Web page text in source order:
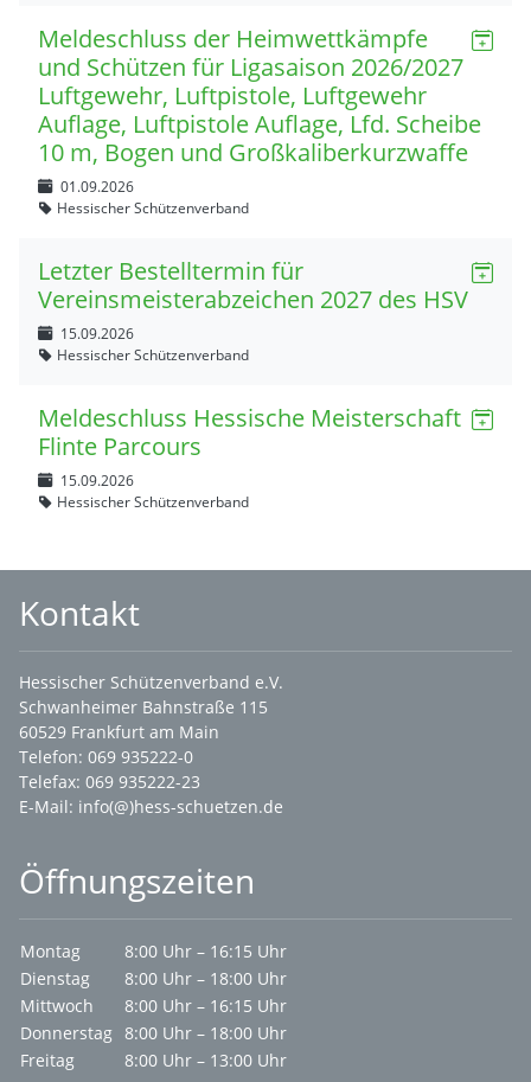
Meldeschluss der Heimwettkämpfe
und Schützen für Ligasaison 2026/2027
Luftgewehr, Luftpistole, Luftgewehr
Auflage, Luftpistole Auflage, Lfd. Scheibe
10 m, Bogen und Großkaliberkurzwaffe
01.09.2026
Hessischer Schützenverband
Letzter Bestelltermin für
Vereinsmeisterabzeichen 2027 des HSV
15.09.2026
Hessischer Schützenverband
Meldeschluss Hessische Meisterschaft
Flinte Parcours
15.09.2026
Hessischer Schützenverband
Kontakt
Hessischer Schützenverband e.V.
Schwanheimer Bahnstraße 115
60529 Frankfurt am Main
Telefon: 069 935222-0
Telefax: 069 935222-23
E-Mail: info(@)hess-schuetzen.de
Öffnungszeiten
Montag
8:00 Uhr – 16:15 Uhr
Dienstag
8:00 Uhr – 18:00 Uhr
Mittwoch
8:00 Uhr – 16:15 Uhr
Donnerstag 8:00 Uhr – 18:00 Uhr
Freitag
8:00 Uhr – 13:00 Uhr